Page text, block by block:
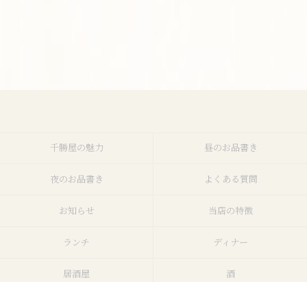
千勝屋の魅力 昼のお品書き
夜のお品書き よくある質問
お知らせ 当店の特徴
ランチ ディナー
居酒屋 酒